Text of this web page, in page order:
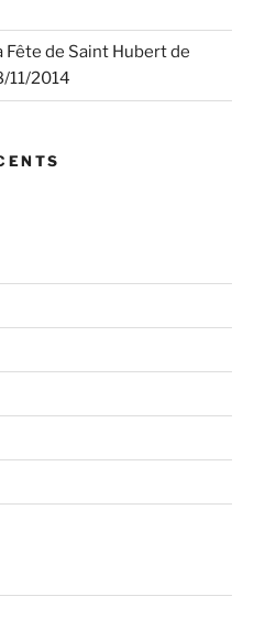
Fête de Saint Hubert de
11/2014